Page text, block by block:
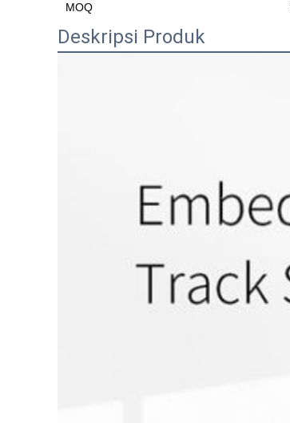
MOQ
Deskripsi Produk